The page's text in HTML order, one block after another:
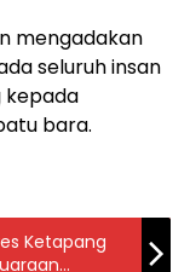
mengadakan
seluruh insan
kepada
bara.
Ketapang